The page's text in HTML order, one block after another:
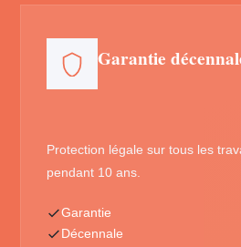
Garantie
Protection légale sur tous les
pendant 10 ans.
Garantie
Décennale